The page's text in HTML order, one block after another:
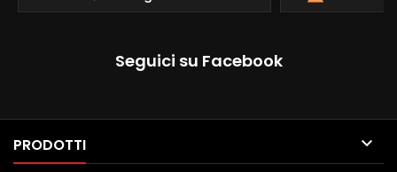
portellone. Tutti gli interruttori e i controlli
ALLA
Seguici su Facebook
PRODOTTI 